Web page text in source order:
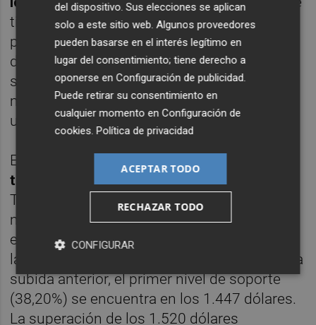
tipos, junto con un acuerdo comercial,
provocaría una relajación en el precio del
dólar. La debilitación del billete verde suele
ser una buena noticia para el mercado de
materias primas, lo que podría compensar
una rotación hacia activos de más riesgo.
En el caso del oro,
tendencia alcista desde agosto de 2018
Tras entrar en sobrecompra, el precio del
metal ha comenzado una corrección que
está vigente desde el 4 de septiembre. Si
lanzamos retrocesos de Fibonacci de toda la
subida anterior, el primer nivel de soporte
(38,20%) se encuentra en los 1.447 dólares.
La superación de los 1.520 dólares
del dispositivo. Sus elecciones se aplican
solo a este sitio web. Algunos proveedores
pueden basarse en el interés legítimo en
lugar del consentimiento; tiene derecho a
oponerse enConfiguración de publicidad.
Puede retirar su consentimiento en
cualquier momento enConfiguración de
cookies.Política de privacidad
ACEPTAR TODO
RECHAZAR TODO
CONFIGURAR